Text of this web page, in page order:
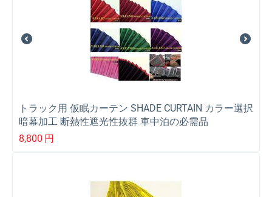
トラック用 仮眠カーテン SHADE CURTAIN カラー選択
暗幕加工 断熱性遮光性抜群 車中泊の必需品
8,800 円